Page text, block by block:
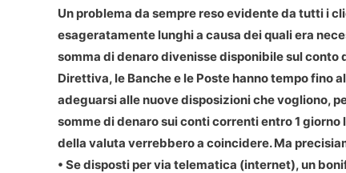
Un problema da sempre reso evidente da tutti i
esageratamente lunghi a causa dei quali era
somma di denaro divenisse disponibile sul
Direttiva, le Banche e le Poste hanno tempo fino
adeguarsi alle nuove disposizioni che vogliono,
somme di denaro sui conti correnti entro 1
della valuta verrebbero a coincidere. Ma
• Se disposti per via telematica (internet), un